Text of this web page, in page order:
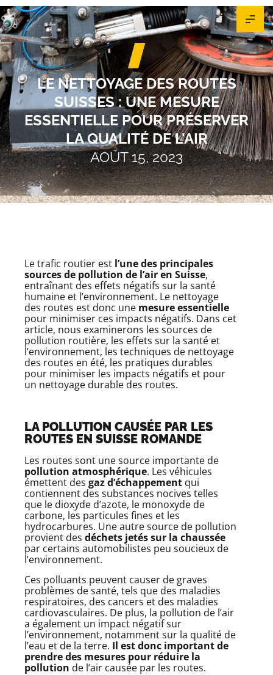
LE NETTOYAGE DES ROUTES
SUISSES : UNE MESURE
ESSENTIELLE POUR PRÉSERVER
LA QUALITÉ DE L'AIR
AOÛT 15, 2023
Le trafic routier est l’une des principales
sources de pollution de l’air en Suisse,
entraînant des effets négatifs sur la santé
humaine et l’environnement. Le nettoyage
des routes est donc une mesure essentielle
pour minimiser ces impacts négatifs. Dans cet
article, nous examinerons les sources de
pollution routière, les effets sur la santé et
l’environnement, les techniques de nettoyage
des routes en été, les pratiques durables
pour minimiser les impacts négatifs et pour
un nettoyage durable des routes.
LA POLLUTION CAUSÉE PAR LES
ROUTES EN SUISSE ROMANDE
Les routes sont une source importante de
pollution atmosphérique. Les véhicules
émettent des gaz d’échappement qui
contiennent des substances nocives telles
que le dioxyde d’azote, le monoxyde de
carbone, les particules fines et les
hydrocarbures. Une autre source de pollution
provient des déchets jetés sur la chaussée
par certains automobilistes peu soucieux de
l’environnement.
Ces polluants peuvent causer de graves
problèmes de santé, tels que des maladies
respiratoires, des cancers et des maladies
cardiovasculaires. De plus, la pollution de l’air
a également un impact négatif sur
l’environnement, notamment sur la qualité de
l’eau et de la terre. Il est donc important de
prendre des mesures pour réduire la
pollution de l’air causée par les routes.